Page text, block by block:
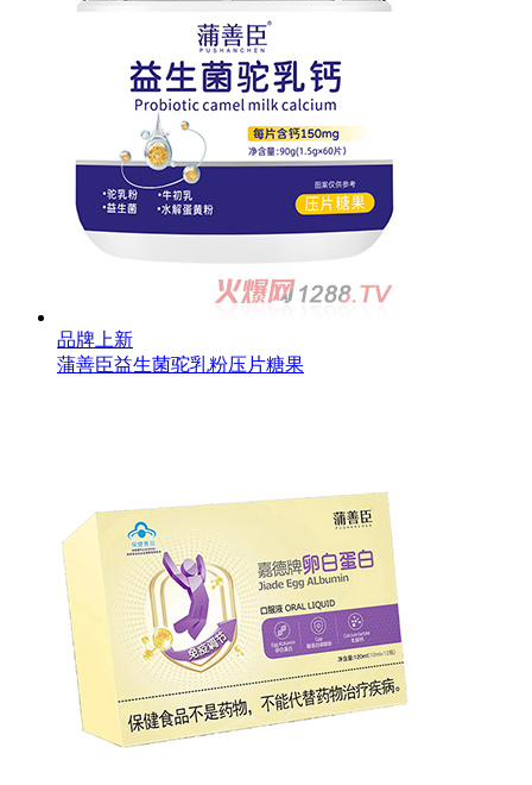
品牌上新
蒲善臣益生菌驼乳粉压片糖果